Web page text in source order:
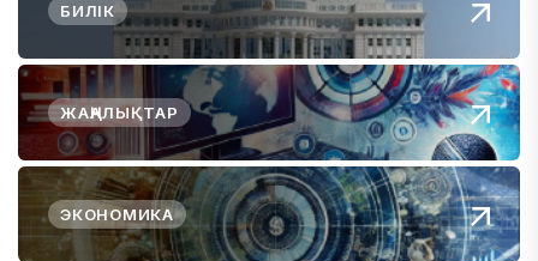
БИЛІК
ЖАҢАЛЫҚТАР
ЭКОНОМИКА